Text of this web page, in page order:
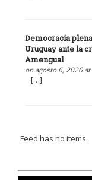
Democracia
Uruguay ante la
Amengual
on agosto 6, 2026
[…]
Feed has no items.